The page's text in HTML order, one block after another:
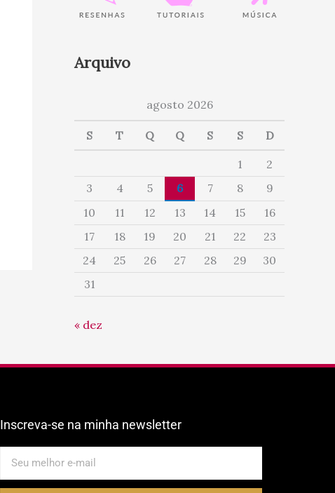
Arquivo
agosto 2026
S T Q Q S S D
1
2
3
4 5 6 7 8
9
10
11 12 13 14 15
16
17
18 19 20 21 22
23
24
25 26 27 28 29
30
31
« dez
Inscreva-se na minha newsletter